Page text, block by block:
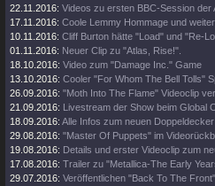
22.11.2016: Videos zu ersten BBC-Session der
17.11.2016: Coole Lemmy Hommage und
10.11.2016: Cliff Burton hätte "Load" und "Re-
01.11.2016: Neuer Clip zu "Atlas, Rise!".
18.10.2016: Video zum "Damage Inc." Game
13.10.2016: Cooler "For Whom The Bell Tolls"
26.09.2016: "Moth Into The Flame" Videoclip
21.09.2016: Livestream der Show beim Global
18.09.2016: Alle Infos zum neuen
29.08.2016: "Master Of Puppets" im
19.08.2016: Details und erster Videoclip zum
17.08.2016: Trailer zu "Metallica-The Early
29.07.2016: Veröffentlichen "Back To The